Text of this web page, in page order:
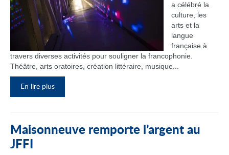
a célébré la
culture, les
arts et la
langue
française à
travers diverses activités pour souligner la francophonie.
Théâtre, arts oratoires, création littéraire, musique...
En lire plus
Maisonneuve remporte l’argent au
JFFI